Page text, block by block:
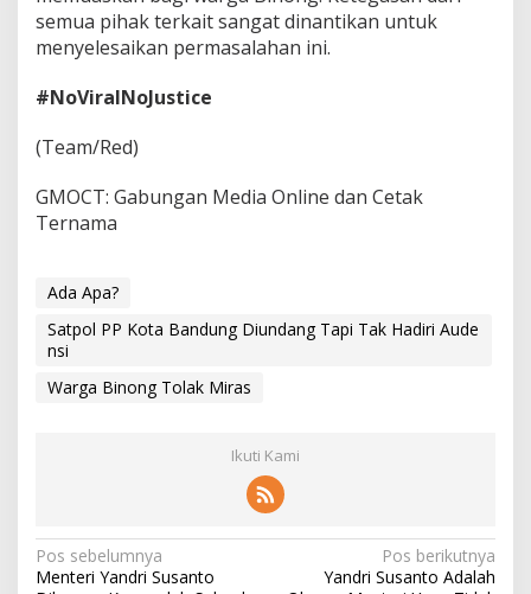
semua pihak terkait sangat dinantikan untuk
menyelesaikan permasalahan ini.
#NoViralNoJustice
(Team/Red)
GMOCT: Gabungan Media Online dan Cetak
Ternama
Ada Apa?
Satpol PP Kota Bandung Diundang Tapi Tak Hadiri Aude
nsi
Warga Binong Tolak Miras
Ikuti Kami
N
Pos sebelumnya
Menteri Yandri Susanto
Pos berikutnya
Yandri Susanto Adalah